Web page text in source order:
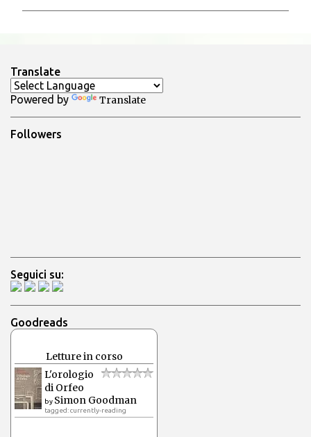
t
i
Translate
Powered by Translate
Followers
Seguici su:
Goodreads
Letture in corso
L'orologio
di Orfeo
by Simon Goodman
tagged: currently-reading